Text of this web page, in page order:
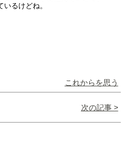
るけどね。
これからを思う
次の記事 >